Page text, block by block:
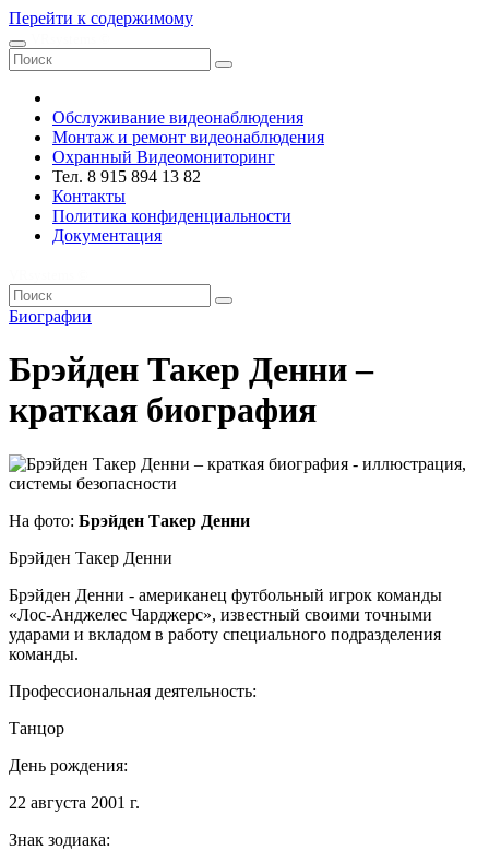
Перейти к содержимому
Обслуживание видеонаблюдения
Монтаж и ремонт видеонаблюдения
Охранный Видеомониторинг
Тел. 8 915 894 13 82
Контакты
Политика конфиденциальности
Документация
Биографии
Брэйден Такер Денни –
краткая биография
На фото: Брэйден Такер Денни
Брэйден Такер Денни
Брэйден Денни - американец футбольный игрок команды
«Лос-Анджелес Чарджерс», известный своими точными
ударами и вкладом в работу специального подразделения
команды.
Профессиональная деятельность:
Танцор
День рождения:
22 августа 2001 г.
Знак зодиака: